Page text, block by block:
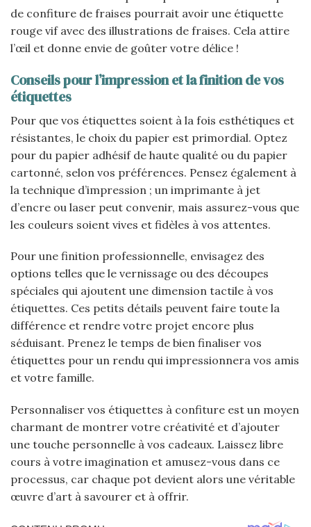
de confiture de fraises pourrait avoir une étiquette
rouge vif avec des illustrations de fraises. Cela attire
l’œil et donne envie de goûter votre délice !
Conseils pour l’impression et la finition de vos
étiquettes
Pour que vos étiquettes soient à la fois esthétiques et
résistantes, le choix du papier est primordial. Optez
pour du papier adhésif de haute qualité ou du papier
cartonné, selon vos préférences. Pensez également à
la technique d’impression ; un imprimante à jet
d’encre ou laser peut convenir, mais assurez-vous que
les couleurs soient vives et fidèles à vos attentes.
Pour une finition professionnelle, envisagez des
options telles que le vernissage ou des découpes
spéciales qui ajoutent une dimension tactile à vos
étiquettes. Ces petits détails peuvent faire toute la
différence et rendre votre projet encore plus
séduisant. Prenez le temps de bien finaliser vos
étiquettes pour un rendu qui impressionnera vos amis
et votre famille.
Personnaliser vos étiquettes à confiture est un moyen
charmant de montrer votre créativité et d’ajouter
une touche personnelle à vos cadeaux. Laissez libre
cours à votre imagination et amusez-vous dans ce
processus, car chaque pot devient alors une véritable
œuvre d’art à savourer et à offrir.